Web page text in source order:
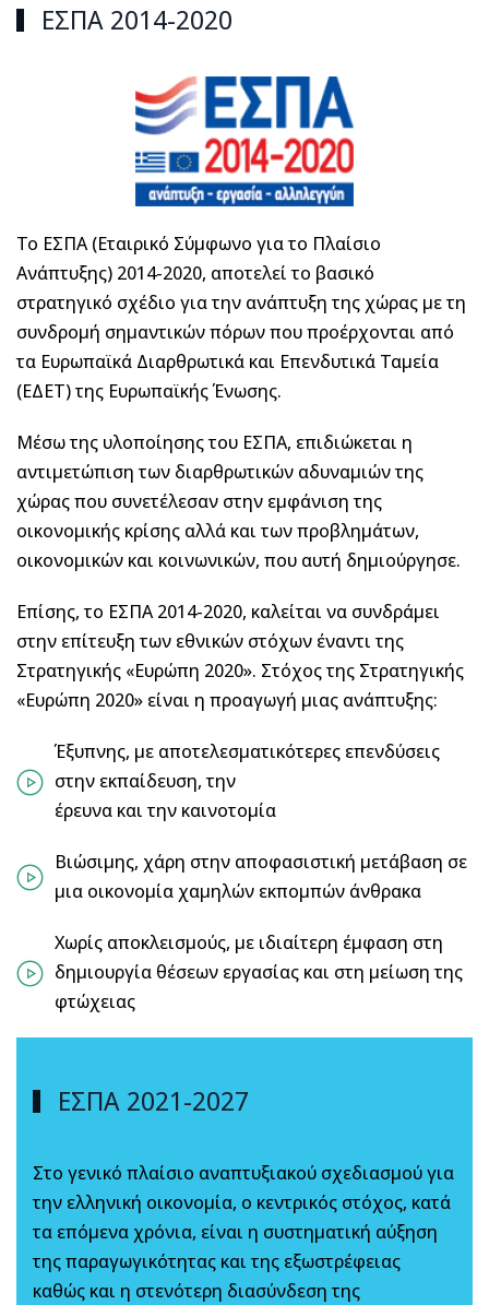
ΕΣΠΑ 2014-2020
Το ΕΣΠΑ (Εταιρικό Σύμφωνο για το Πλαίσιο
Ανάπτυξης) 2014-2020, αποτελεί το βασικό
στρατηγικό σχέδιο για την ανάπτυξη της χώρας με τη
συνδρομή σημαντικών πόρων που προέρχονται από
τα Ευρωπαϊκά Διαρθρωτικά και Επενδυτικά Ταμεία
(ΕΔΕΤ) της Ευρωπαϊκής Ένωσης.
Μέσω της υλοποίησης του ΕΣΠΑ, επιδιώκεται η
αντιμετώπιση των διαρθρωτικών αδυναμιών της
χώρας που συνετέλεσαν στην εμφάνιση της
οικονομικής κρίσης αλλά και των προβλημάτων,
οικονομικών και κοινωνικών, που αυτή δημιούργησε.
Επίσης, το ΕΣΠΑ 2014-2020, καλείται να συνδράμει
στην επίτευξη των εθνικών στόχων έναντι της
Στρατηγικής «Ευρώπη 2020». Στόχος της Στρατηγικής
«Ευρώπη 2020» είναι η προαγωγή μιας ανάπτυξης:
Έξυπνης, με αποτελεσματικότερες επενδύσεις
στην εκπαίδευση, την
έρευνα και την καινοτομία
Βιώσιμης, χάρη στην αποφασιστική μετάβαση σε
μια οικονομία χαμηλών εκπομπών άνθρακα
Χωρίς αποκλεισμούς, με ιδιαίτερη έμφαση στη
δημιουργία θέσεων εργασίας και στη μείωση της
φτώχειας
ΕΣΠΑ 2021-2027
Στο γενικό πλαίσιο αναπτυξιακού σχεδιασμού για
την ελληνική οικονομία, ο κεντρικός στόχος, κατά
τα επόμενα χρόνια, είναι η συστηματική αύξηση
της παραγωγικότητας και της εξωστρέφειας
καθώς και η στενότερη διασύνδεση της